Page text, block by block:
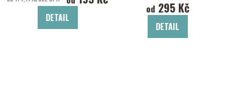
DETAIL
od 295 Kč
DETAIL